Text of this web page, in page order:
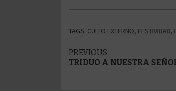
TAGS: CULTO EXTERNO, FESTIVIDAD,
Post
PREVIOUS
TRIDUO A NUESTRA